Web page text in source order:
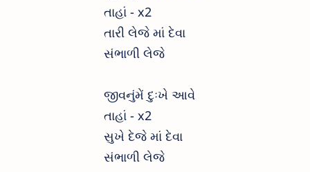
તાહાં - x2
તારી લેજે માં દેવા
સંભાળી લેજે
જીવનુંમેં દુઃખે આવે
તાહાં - x2
સુખે દેજે માં દેવા
સંભાળી લેજે